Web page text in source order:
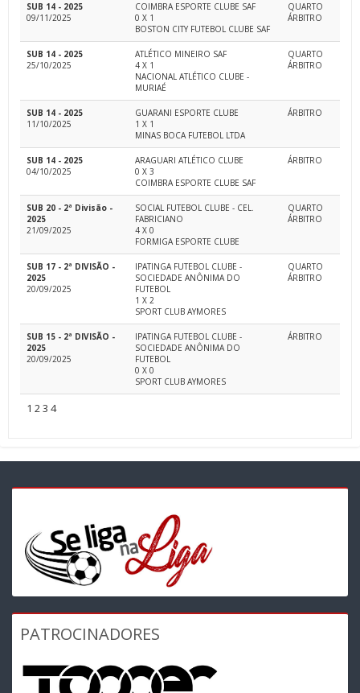
SUB 14 - 2025
09/11/2025
COIMBRA ESPORTE CLUBE SAF
0 X 1
BOSTON CITY FUTEBOL CLUBE SAF
QUARTO
ÁRBITRO
SUB 14 - 2025
25/10/2025
ATLÉTICO MINEIRO SAF
4 X 1
NACIONAL ATLÉTICO CLUBE -
MURIAÉ
QUARTO
ÁRBITRO
SUB 14 - 2025
11/10/2025
GUARANI ESPORTE CLUBE
1 X 1
MINAS BOCA FUTEBOL LTDA
ÁRBITRO
SUB 14 - 2025
04/10/2025
ARAGUARI ATLÉTICO CLUBE
0 X 3
COIMBRA ESPORTE CLUBE SAF
ÁRBITRO
SUB 20 - 2ª Divisão -
2025
21/09/2025
SOCIAL FUTEBOL CLUBE - CEL.
FABRICIANO
4 X 0
FORMIGA ESPORTE CLUBE
QUARTO
ÁRBITRO
SUB 17 - 2ª DIVISÃO -
2025
20/09/2025
IPATINGA FUTEBOL CLUBE -
SOCIEDADE ANÔNIMA DO
FUTEBOL
1 X 2
SPORT CLUB AYMORES
QUARTO
ÁRBITRO
SUB 15 - 2ª DIVISÃO -
2025
20/09/2025
IPATINGA FUTEBOL CLUBE -
SOCIEDADE ANÔNIMA DO
FUTEBOL
0 X 0
SPORT CLUB AYMORES
ÁRBITRO
1 23 4
PATROCINADORES